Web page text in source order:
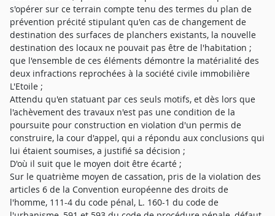
s'opérer sur ce terrain compte tenu des termes du plan de
prévention précité stipulant qu'en cas de changement de
destination des surfaces de planchers existants, la nouvelle
destination des locaux ne pouvait pas être de l'habitation ;
que l'ensemble de ces éléments démontre la matérialité des
deux infractions reprochées à la société civile immobilière
L'Etoile ;
Attendu qu'en statuant par ces seuls motifs, et dès lors que
l'achèvement des travaux n'est pas une condition de la
poursuite pour construction en violation d'un permis de
construire, la cour d'appel, qui a répondu aux conclusions qui
lui étaient soumises, a justifié sa décision ;
D'où il suit que le moyen doit être écarté ;
Sur le quatrième moyen de cassation, pris de la violation des
articles 6 de la Convention européenne des droits de
l'homme, 111-4 du code pénal, L. 160-1 du code de